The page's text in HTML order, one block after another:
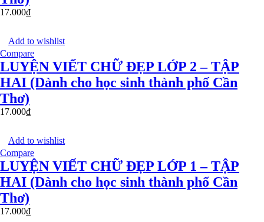
17.000₫
Add to wishlist
Compare
LUYỆN VIẾT CHỮ ĐẸP LỚP 2 – TẬP
HAI (Dành cho học sinh thành phố Cần
Thơ)
17.000₫
Add to wishlist
Compare
LUYỆN VIẾT CHỮ ĐẸP LỚP 1 – TẬP
HAI (Dành cho học sinh thành phố Cần
Thơ)
17.000₫